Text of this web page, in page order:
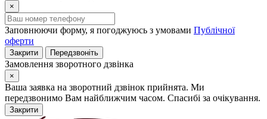
×
Заповнюючи форму, я погоджуюсь з умовами Публічної
оферти
Закрити Передзвоніть
Замовлення зворотного дзвінка
×
Ваша заявка на зворотний дзвінок прийнята. Ми
передзвонимо Вам найближчим часом. Спасибі за очікування.
Закрити